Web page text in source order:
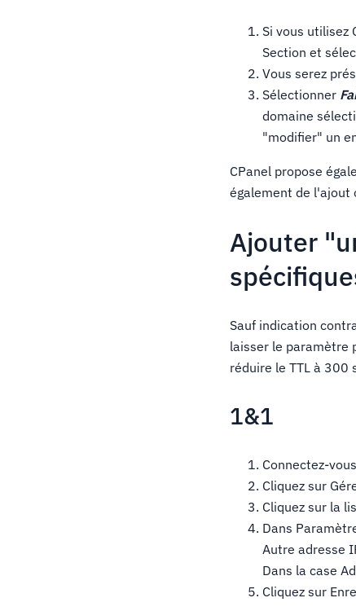
Si vous utilisez
Section et
Vous serez
Sélectionner
domaine
"modifier" un
CPanel propose
également de l'ajout
Ajouter
Sauf indication
laisser le paramètre
réduire le TTL à 300
1&1
Connectez-
Cliquez sur
Cliquez sur la
Dans
Autre adresse
Dans la case
Cliquez sur